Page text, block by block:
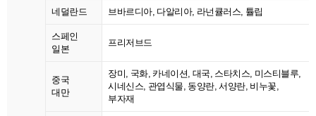
네덜란드 브바르디아, 다알리아, 라넌큘러스, 튤립
스페인
일본
프리저브드
중국
대만
장미, 국화, 카네이션, 대국, 스타치스, 미스티블루,
시네신스, 관엽식물, 동양란, 서양란, 비누꽃,
부자재